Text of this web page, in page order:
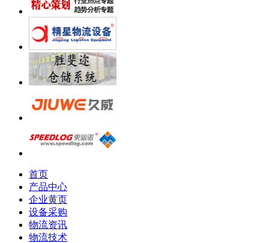
首页
产品中心
企业黄页
设备采购
物流资讯
物流技术